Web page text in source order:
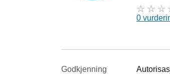
0
Godkjenning